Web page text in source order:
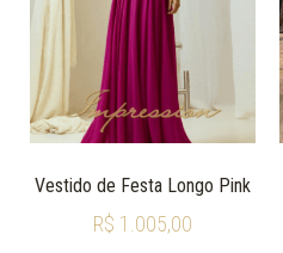
Vestido de Festa Longo Pink
R$ 1.005,00